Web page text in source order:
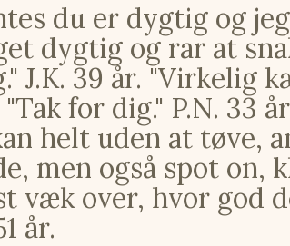
du er dygtig og
dygtig og rar at
J.K. 39 år. "Virkelig
for dig." P.N. 33
helt uden at tøve,
men også spot on,
væk over, hvor god
år.